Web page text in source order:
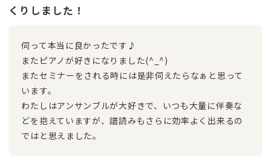
くりしました！
伺って本当に良かったです♪
またピアノが好きになりました(^_^)
またセミナーをされる時には是非伺えたらなぁと思って
います。
わたしはアンサンブルが大好きで、いつも大量に伴奏な
どを抱えていますが、譜読みもさらに効率よく出来るの
ではと思えました。